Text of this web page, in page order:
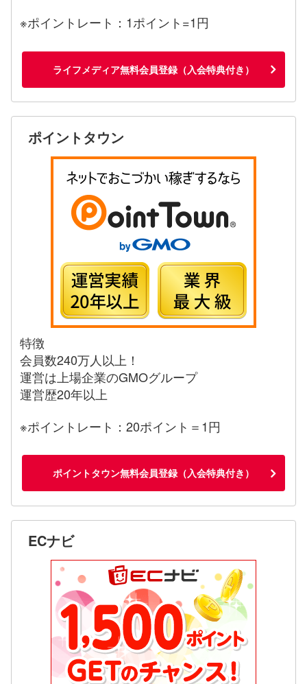
※ポイントレート：1ポイント=1円
ライフメディア無料会員登録（入会特典付き）
ポイントタウン
特徴
会員数240万人以上！
運営は上場企業のGMOグループ
運営歴20年以上
※ポイントレート：20ポイント＝1円
ポイントタウン無料会員登録（入会特典付き）
ECナビ